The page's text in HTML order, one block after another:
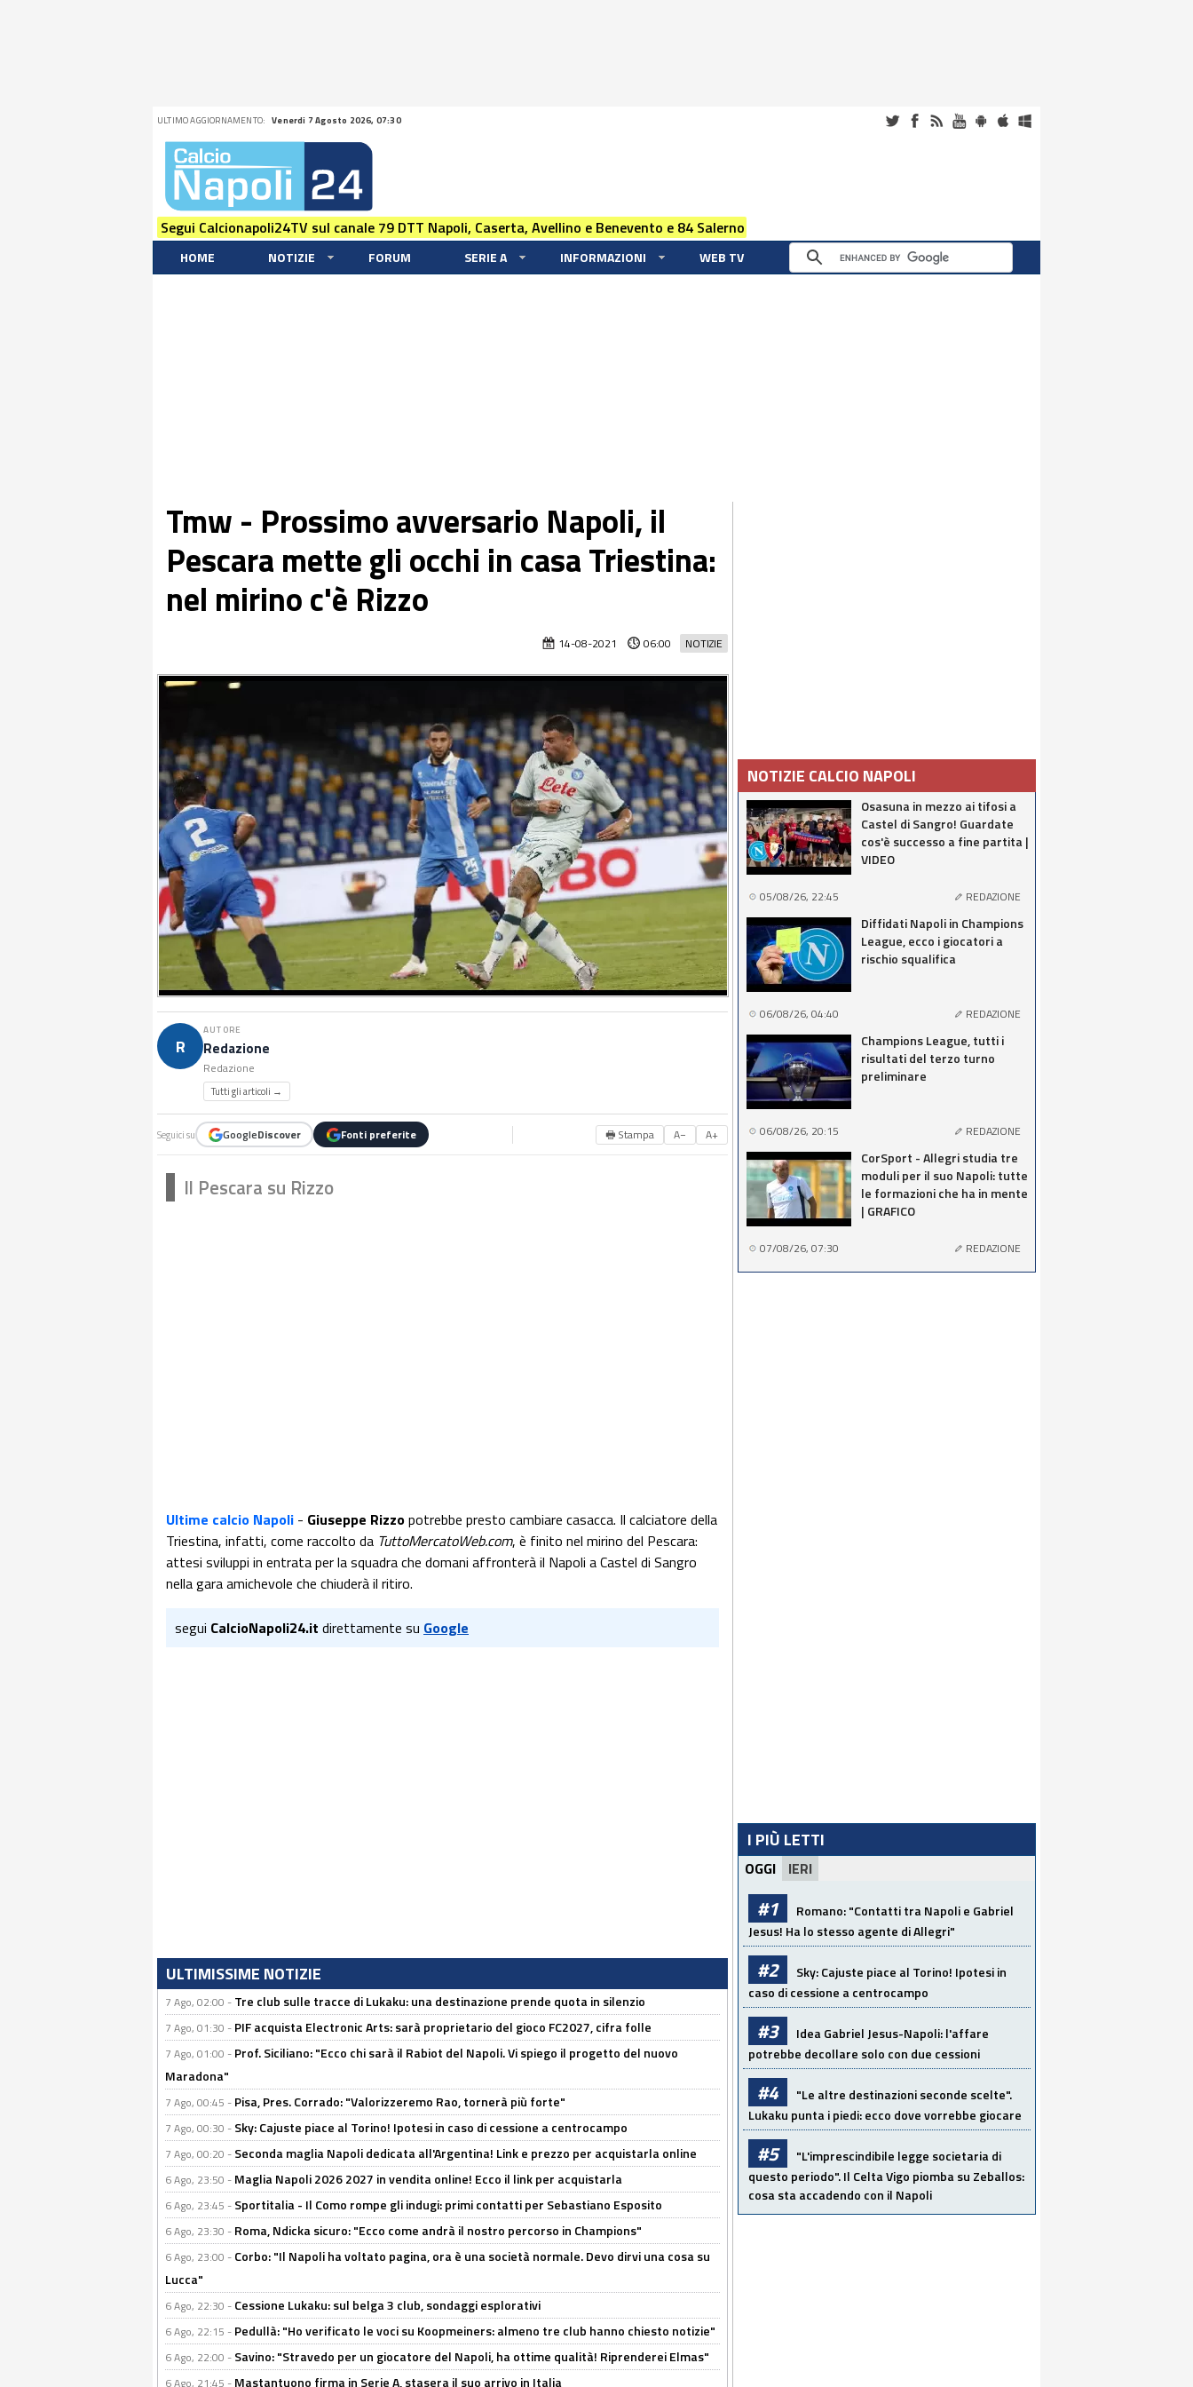
ULTIMO AGGIORNAMENTO: Venerdi 7 Agosto 2026, 07:30
Segui Calcionapoli24TV sul canale 79 DTT Napoli, Caserta, Avellino e Benevento e 84 Salerno
HOME NOTIZIE FORUM SERIE A INFORMAZIONI WEB TV
Tmw - Prossimo avversario Napoli, il
Pescara mette gli occhi in casa Triestina:
nel mirino c'è Rizzo
NOTIZIE
14-08-2021 06:00
R
AUTORE
Redazione
Redazione
Tutti gli articoli →
Seguici su GoogleDiscover Fonti preferite 🖶 Stampa A− A+
Il Pescara su Rizzo
Ultime calcio Napoli - Giuseppe Rizzopotrebbe presto cambiare casacca. Il calciatore della
Triestina, infatti, come raccolto da TuttoMercatoWeb.com, è finito nel mirino del Pescara:
attesi sviluppi in entrata per la squadra che domani affronterà il Napoli a Castel di Sangro
nella gara amichevole che chiuderà il ritiro.
segui CalcioNapoli24.it direttamente su Google
ULTIMISSIME NOTIZIE
7 Ago, 02:00 - Tre club sulle tracce di Lukaku: una destinazione prende quota in silenzio
7 Ago, 01:30 - PIF acquista Electronic Arts: sarà proprietario del gioco FC2027, cifra folle
7 Ago, 01:00 - Prof. Siciliano: "Ecco chi sarà il Rabiot del Napoli. Vi spiego il progetto del nuovo
Maradona"
7 Ago, 00:45 - Pisa, Pres. Corrado: "Valorizzeremo Rao, tornerà più forte"
7 Ago, 00:30 - Sky: Cajuste piace al Torino! Ipotesi in caso di cessione a centrocampo
7 Ago, 00:20 - Seconda maglia Napoli dedicata all'Argentina! Link e prezzo per acquistarla online
6 Ago, 23:50 - Maglia Napoli 2026 2027 in vendita online! Ecco il link per acquistarla
6 Ago, 23:45 - Sportitalia - Il Como rompe gli indugi: primi contatti per Sebastiano Esposito
6 Ago, 23:30 - Roma, Ndicka sicuro: "Ecco come andrà il nostro percorso in Champions"
6 Ago, 23:00 - Corbo: "Il Napoli ha voltato pagina, ora è una società normale. Devo dirvi una cosa su
Lucca"
6 Ago, 22:30 - Cessione Lukaku: sul belga 3 club, sondaggi esplorativi
6 Ago, 22:15 - Pedullà: "Ho verificato le voci su Koopmeiners: almeno tre club hanno chiesto notizie"
6 Ago, 22:00 - Savino: "Stravedo per un giocatore del Napoli, ha ottime qualità! Riprenderei Elmas"
6 Ago, 21:45 - Mastantuono firma in Serie A, stasera il suo arrivo in Italia
NOTIZIE CALCIO NAPOLI
Osasuna in mezzo ai tifosi a
Castel di Sangro! Guardate
cos'è successo a fine partita |
VIDEO
05/08/26, 22:45 REDAZIONE
Diffidati Napoli in Champions
League, ecco i giocatori a
rischio squalifica
06/08/26, 04:40 REDAZIONE
Champions League, tutti i
risultati del terzo turno
preliminare
06/08/26, 20:15 REDAZIONE
CorSport - Allegri studia tre
moduli per il suo Napoli: tutte
le formazioni che ha in mente
| GRAFICO
07/08/26, 07:30 REDAZIONE
I PIÙ LETTI
OGGI IERI
#1
Romano: "Contatti tra Napoli e Gabriel
Jesus! Ha lo stesso agente di Allegri"
#2
Sky: Cajuste piace al Torino! Ipotesi in
caso di cessione a centrocampo
#3
Idea Gabriel Jesus-Napoli: l'affare
potrebbe decollare solo con due cessioni
#4
"Le altre destinazioni seconde scelte".
Lukaku punta i piedi: ecco dove vorrebbe giocare
#5
"L'imprescindibile legge societaria di
questo periodo". Il Celta Vigo piomba su Zeballos:
cosa sta accadendo con il Napoli